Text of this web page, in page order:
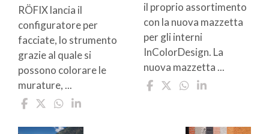
RÖFIX lancia il
configuratore per
facciate, lo strumento
grazie al quale si
possono colorare le
murature, ...
il proprio assortimento
con la nuova mazzetta
per gli interni
InColorDesign. La
nuova mazzetta ...